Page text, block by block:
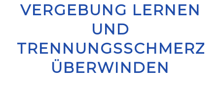
VERGEBUNG LERNEN
UND
TRENNUNGSSCHMERZ
ÜBERWINDEN